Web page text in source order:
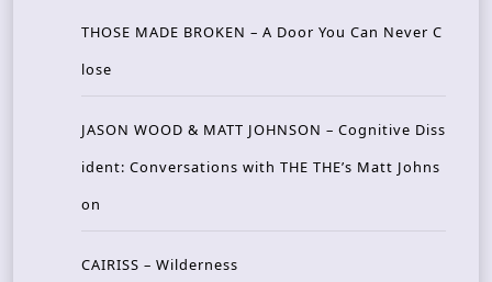
THOSE MADE BROKEN – A Door You Can Never C
lose
JASON WOOD & MATT JOHNSON – Cognitive Diss
ident: Conversations with THE THE’s Matt Johns
on
CAIRISS – Wilderness